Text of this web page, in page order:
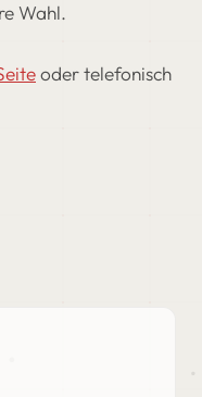
Wahl.
oder telefonisch